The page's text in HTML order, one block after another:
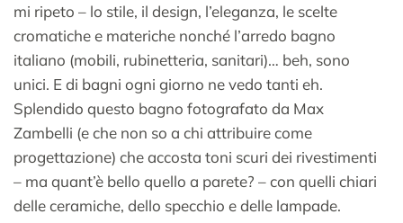
mi ripeto – lo stile, il design, l’eleganza, le scelte
cromatiche e materiche nonché l’arredo bagno
italiano (mobili, rubinetteria, sanitari)… beh, sono
unici. E di bagni ogni giorno ne vedo tanti eh.
Splendido questo bagno fotografato da Max
Zambelli (e che non so a chi attribuire come
progettazione) che accosta toni scuri dei rivestimenti
– ma quant’è bello quello a parete? – con quelli chiari
delle ceramiche, dello specchio e delle lampade.